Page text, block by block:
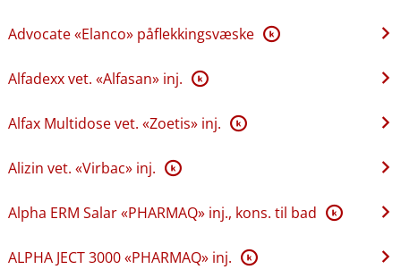
Advocate «Elanco» påflekkingsvæske K
Alfadexx vet. «Alfasan» inj. K
Alfax Multidose vet. «Zoetis» inj. K
Alizin vet. «Virbac» inj. K
Alpha ERM Salar «PHARMAQ» inj., kons. til bad K
ALPHA JECT 3000 «PHARMAQ» inj. K